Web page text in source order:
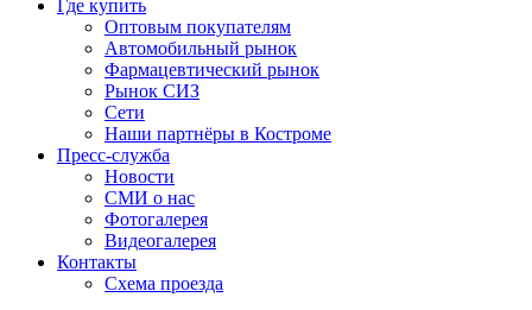
Где купить
Оптовым покупателям
Автомобильный рынок
Фармацевтический рынок
Рынок СИЗ
Сети
Наши партнёры в Костроме
Пресс-служба
Новости
СМИ о нас
Фотогалерея
Видеогалерея
Контакты
Схема проезда